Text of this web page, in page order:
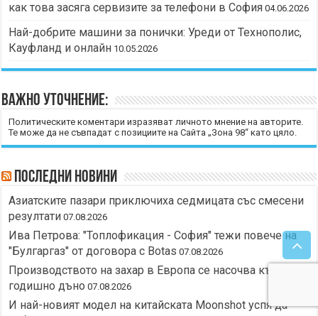
как това засяга сервизите за телефони в София 04.06.2026
Най-добрите машини за понички: Уреди от Технополис,
Кауфланд и онлайн 10.05.2026
Важно уточнение:
Политическите коментари изразяват личното мнение на авторите.
Те може да не съвпадат с позициите на Сайта „Зона 98“ като цяло.
Последни новини
Азиатските пазари приключиха седмицата със смесени
резултати 07.08.2026
Ива Петрова: "Топлофикация - София" тежи повече на
"Булгаргаз" от договора с Botas 07.08.2026
Производството на захар в Европа се насочва към 10-
годишно дъно 07.08.2026
И най-новият модел на китайската Moonshot успя да